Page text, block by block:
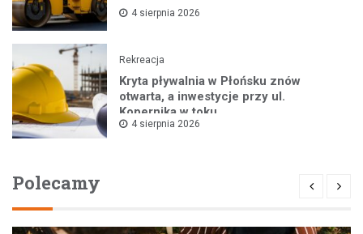
4 sierpnia 2026
Rekreacja
Kryta pływalnia w Płońsku znów
otwarta, a inwestycje przy ul.
Kopernika w toku
4 sierpnia 2026
Polecamy